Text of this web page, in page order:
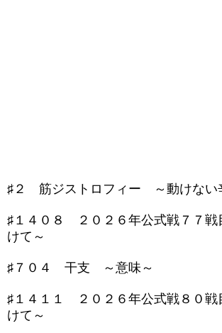
♯２ 筋ジストロフィー ～動けない
♯１４０８ ２０２６年公式戦７７
けて～
♯７０４ 干支 ～意味～
♯１４１１ ２０２６年公式戦８０
けて～